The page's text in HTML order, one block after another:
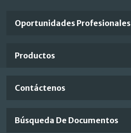
Important
Footer
Oportunidades Profesionales
Productos
Contáctenos
Búsqueda De Documentos